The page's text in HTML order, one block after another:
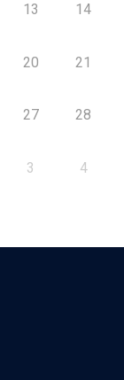
13 14
20 21
27 28
3 4